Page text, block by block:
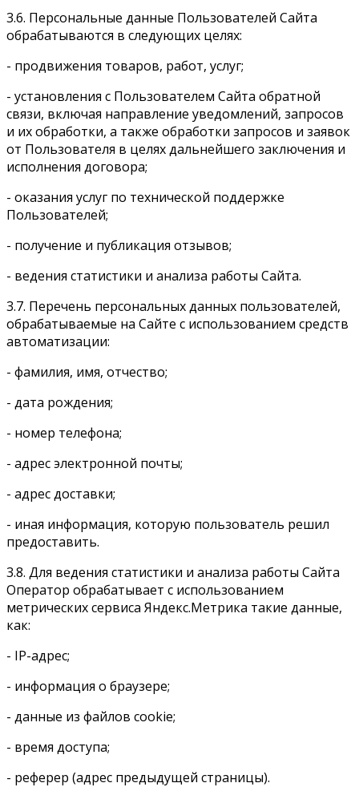
3.6. Персональные данные Пользователей Сайта
обрабатываются в следующих целях:
- продвижения товаров, работ, услуг;
- установления с Пользователем Сайта обратной
связи, включая направление уведомлений, запросов
и их обработки, а также обработки запросов и заявок
от Пользователя в целях дальнейшего заключения и
исполнения договора;
- оказания услуг по технической поддержке
Пользователей;
- получение и публикация отзывов;
- ведения статистики и анализа работы Сайта.
3.7. Перечень персональных данных пользователей,
обрабатываемые на Сайте с использованием средств
автоматизации:
- фамилия, имя, отчество;
- дата рождения;
- номер телефона;
- адрес электронной почты;
- адрес доставки;
- иная информация, которую пользователь решил
предоставить.
3.8. Для ведения статистики и анализа работы Сайта
Оператор обрабатывает с использованием
метрических сервиса Яндекс.Метрика такие данные,
как:
- IP-адрес;
- информация о браузере;
- данные из файлов cookie;
- время доступа;
- реферер (адрес предыдущей страницы).